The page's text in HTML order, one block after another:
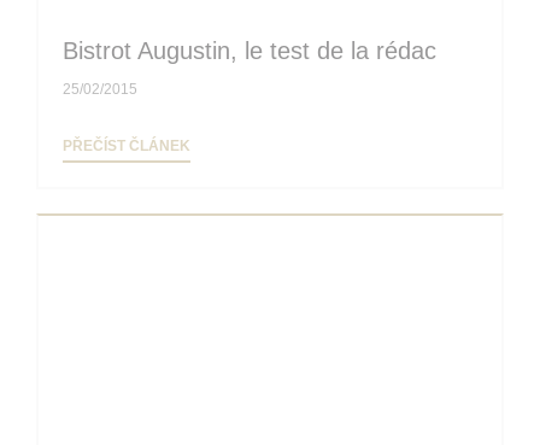
Bistrot Augustin, le test de la rédac
25/02/2015
PŘEČÍST ČLÁNEK